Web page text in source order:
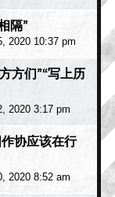
隔”
2020 10:37 pm
方们”“写上历
2020 3:17 pm
协应该在行
2020 8:52 am